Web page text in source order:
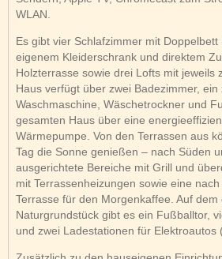
WLAN.
Es gibt vier Schlafzimmer mit Doppelbett
eigenem Kleiderschrank und direktem
Holzterrasse sowie drei Lofts mit jeweils
Haus verfügt über zwei Badezimmer, ein
Waschmaschine, Wäschetrockner und
gesamten Haus über eine
Wärmepumpe. Von den Terrassen aus
Tag die Sonne genießen – nach Süden
ausgerichtete Bereiche mit Grill und
mit Terrassenheizungen sowie eine
Terrasse für den Morgenkaffee. Auf dem
Naturgrundstück gibt es ein Fußballtor,
und zwei Ladestationen für Elektroautos